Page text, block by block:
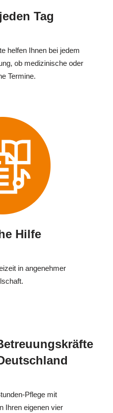
Tag
helfen Ihnen bei jedem
ob medizinische oder
Termine.
Hilfe
in angenehmer
Pflege mit
Ihren eigenen vier